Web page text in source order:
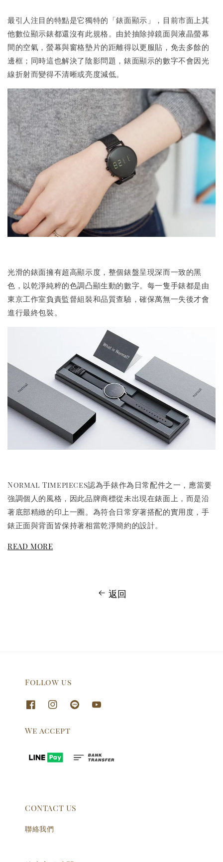
最引人注目的特點是它獨特的「錶面顯示」，目前市面上其
他數位顯示錶都還沒有此規格。由於抽除掉鏡面與液晶螢幕
間的空氣，螢幕與窗格墊片的距離得以更服貼，免去多餘的
邊框；同時這也解決了陰影問題，錶面顯示的數字不會因光
線折射而變得不清晰或亮度減低。
光滑的錶面擁有超高顯示度，整個錶盤呈現深而一致的黑
色，以乾淨純粹的色調凸顯生動的數字。每一隻手錶都是由
東京工作室負責監督組裝和品質查驗，確保萬無一失後才會
進行最終包裝。
Normal Timepieces認為手錶作為日常配件之一，應當要
強調個人的風格，因此品牌商標從未出現在錶面上，而是沿
著底部精緻的印上一圈。為符合日常穿著搭配的實用度，手
錶正面與背面皆保持著相當乾淨簡約的設計。
READ MORE
返回
Follow us
We accept
CONTACT US
聯絡我們